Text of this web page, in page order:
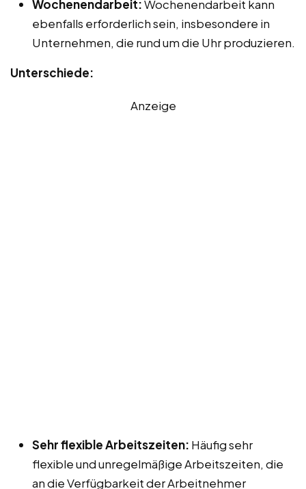
Wochenendarbeit:Wochenendarbeit kann
ebenfalls erforderlich sein, insbesondere in
Unternehmen, die rund um die Uhr produzieren.
Unterschiede:
Anzeige
Sehr flexible Arbeitszeiten: Häufig sehr
flexible und unregelmäßige Arbeitszeiten, die
an die Verfügbarkeit der Arbeitnehmer